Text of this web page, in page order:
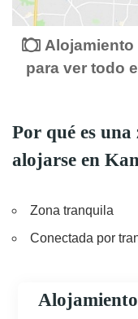
Alojamiento
para ver todo
Por qué es
alojarse en
Zona tranquila
Conectada por